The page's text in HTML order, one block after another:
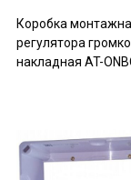
Коробка
регулятора
накладная AT-